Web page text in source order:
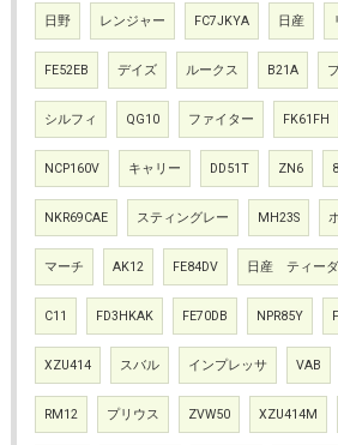
日野 レンジャー FC7JKYA 日産
FE52EB デイズ ルークス B21A
シルフィ QG10 ファイター FK61FH
NCP160V キャリー DD51T ZN6
NKR69CAE スティングレー MH23S
マーチ AK12 FE84DV 日産 ティーダ
C11 FD3HKAK FE70DB NPR85Y
XZU414 スバル インプレッサ VAB
RM12 プリウス ZVW50 XZU414M